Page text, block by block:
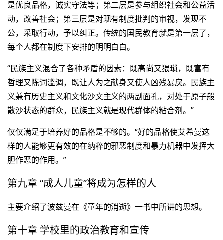
是优良品格，诚实守法等；第二层是参与组织社会和公益活
动，改善社会；第三层是对现有制度批判的审视，发现不
公，采取行动，予以纠正。传统的国民教育就是第一层了，
每个人都在制度下安排的明明白白。
“民族主义混合了各种矛盾的因素：既高尚又猥琐，既富有
哲理又陈词滥调，既让人为之献身又使人凶残暴戾。民族主
义兼有历史主义和文化沙文主义的两副面孔，对处于原子般
散沙状态的群众，民族主义就是现代群体的粘合剂。”
仅仅满足于培养好的品格是不够的。“好的品格使艾希曼这
样的人能够更有效的在纳粹的邪恶制度和暴力机器中发挥大
胆作恶的作用。”
第九章 “成人儿童”将成为怎样的人
主要介绍了波兹曼在《童年的消逝》一书中所讲的思想。
第十章 学校里的政治教育和宣传